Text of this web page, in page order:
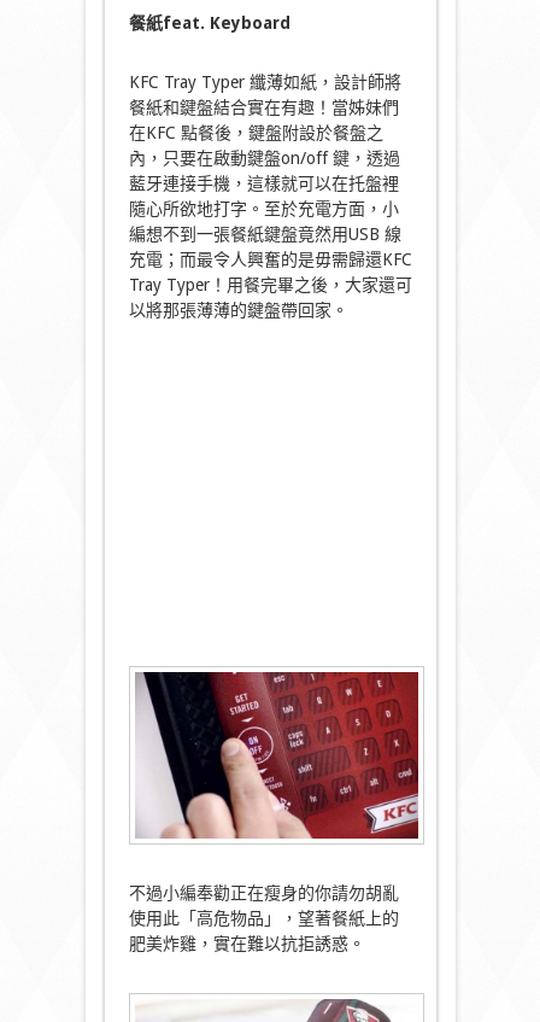
餐紙feat. Keyboard
KFC Tray Typer 纖薄如紙，設計師將
餐紙和鍵盤結合實在有趣！當姊妹們
在KFC 點餐後，鍵盤附設於餐盤之
內，只要在啟動鍵盤on/off 鍵，透過
藍牙連接手機，這樣就可以在托盤裡
隨心所欲地打字。至於充電方面，小
編想不到一張餐紙鍵盤竟然用USB 線
充電；而最令人興奮的是毋需歸還KFC
Tray Typer！用餐完畢之後，大家還可
以將那張薄薄的鍵盤帶回家。
不過小編奉勸正在瘦身的你請勿胡亂
使用此「高危物品」，望著餐紙上的
肥美炸雞，實在難以抗拒誘惑。